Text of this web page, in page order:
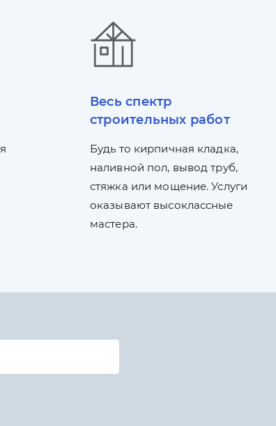
Весь спектр
строительных работ
Будь то кирпичная кладка,
наливной пол, вывод труб,
стяжка или мощение. Услуги
оказывают высоклассные
мастера.